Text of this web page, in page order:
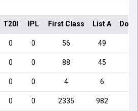
T20I IPL First Class List A
0 0 56 49
0 0 88 45
0 0 4 6
0 0 2335 982